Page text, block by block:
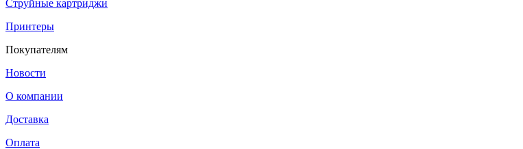
Струйные картриджи
Принтеры
Покупателям
Новости
О компании
Доставка
Оплата